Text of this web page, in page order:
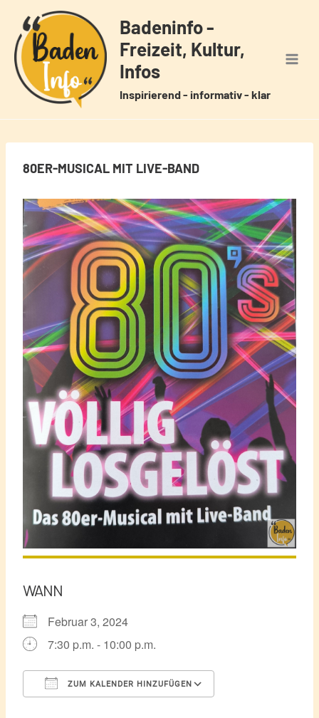
Inhalt
springen
Badeninfo -
Freizeit, Kultur,
Infos
Inspirierend - informativ - klar
80ER-MUSICAL MIT LIVE-BAND
WANN
Februar 3, 2024
7:30 p.m. - 10:00 p.m.
ZUM KALENDER HINZUFÜGEN